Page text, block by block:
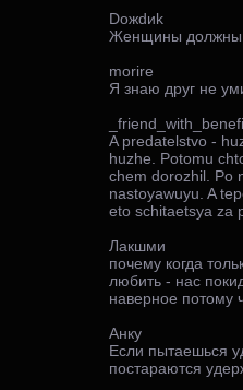
Dожdиk
Женщины должны
morire
Я знаю друг не
A predatelstvo -
huzhe. Potomu
chem dorozhil. Po
nastoyawuyu. A
eto schitaetsya za
Лакшми
почему когда
любить - нас
наверное потому
Анку
Если пытаешься
постараются